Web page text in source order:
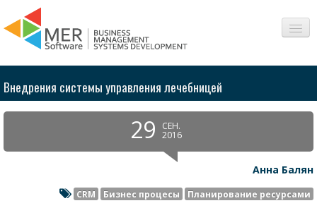
Сферы
Интересное
Вопросы-Ответы
Внедрения системы управления лечебницей
29 СЕН.
2016
Анна Балян
CRM Бизнес процесы Планирование ресурсами